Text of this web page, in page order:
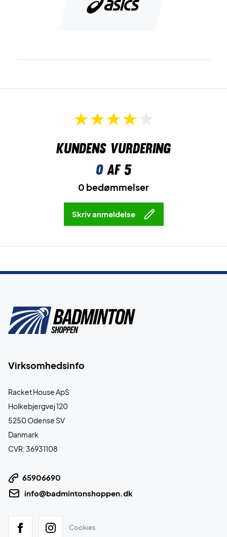
Kundens vurdering
0af 5
0 bedømmelser
Skriv anmeldelse
Virksomhedsinfo
Racket House ApS
Holkebjergvej 120
5250 Odense SV
Danmark
CVR: 36931108
65906690
info@badmintonshoppen.dk
Cookies